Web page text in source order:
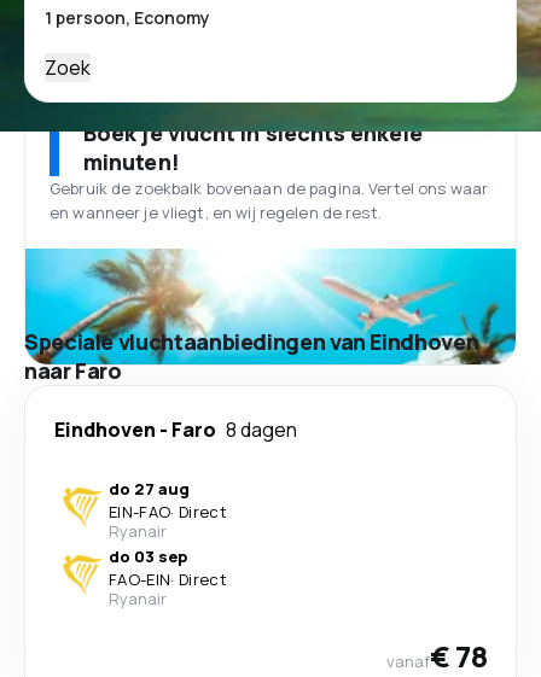
Zoek
Boek je vlucht in slechts enkele
minuten!
Gebruik de zoekbalk bovenaan de pagina. Vertel ons waar
en wanneer je vliegt, en wij regelen de rest.
Speciale vluchtaanbiedingen van Eindhoven
naar Faro
Eindhoven - Faro 8 dagen
do 27 aug
EIN-FAO· Direct
Ryanair
do 03 sep
FAO-EIN· Direct
Ryanair
vanaf€ 78